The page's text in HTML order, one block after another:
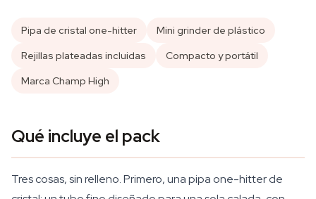
Pipa de cristal one-hitter
Mini grinder de plástico
Rejillas plateadas incluidas
Compacto y portátil
Marca Champ High
Qué incluye el pack
Tres cosas, sin relleno. Primero, una pipa one-hitter de